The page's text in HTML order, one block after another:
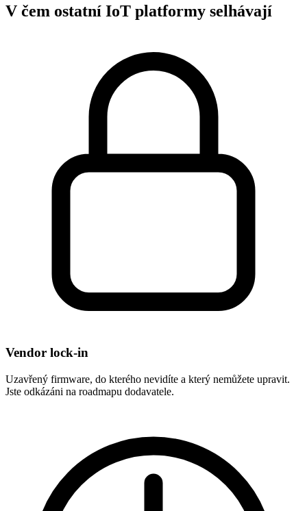
V čem ostatní IoT platformy selhávají
Vendor lock-in
Uzavřený firmware, do kterého nevidíte a který nemůžete upravit.
Jste odkázáni na roadmapu dodavatele.